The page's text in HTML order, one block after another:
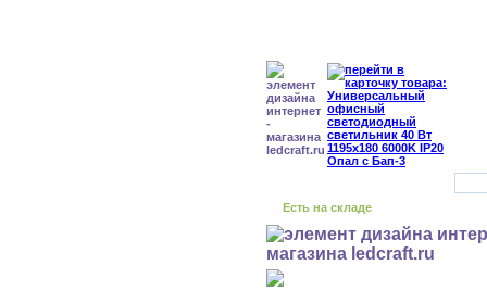
Есть на складе